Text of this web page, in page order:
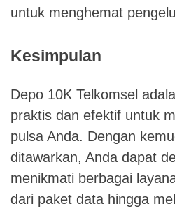
untuk menghemat
Kesimpulan
Depo 10K Telkomsel
praktis dan efektif untuk
pulsa Anda. Dengan
ditawarkan, Anda dapat
menikmati berbagai
dari paket data hingga